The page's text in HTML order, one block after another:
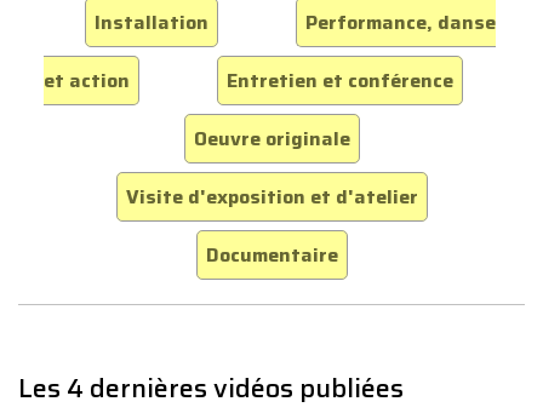
Installation
Performance, danse
et action
Entretien et conférence
Oeuvre originale
Visite d'exposition et d'atelier
Documentaire
Les 4 dernières vidéos publiées